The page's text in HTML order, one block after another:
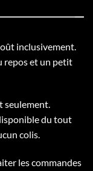
inclusivement.
repos et un petit
seulement.
du tout
colis.
les commandes